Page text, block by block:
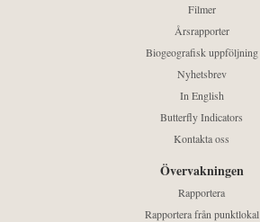
Filmer
Årsrapporter
Biogeografisk uppföljning
Nyhetsbrev
In English
Butterfly Indicators
Kontakta oss
Övervakningen
Rapportera
Rapportera från punktlokal